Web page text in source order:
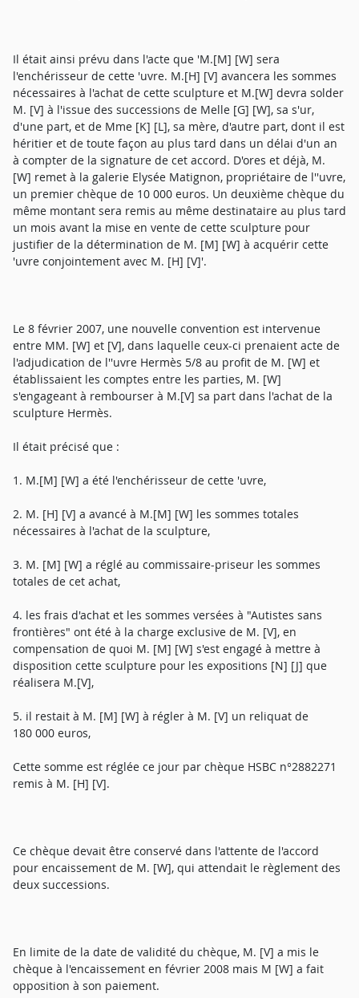
Il était ainsi prévu dans l'acte que 'M.[M] [W] sera
l'enchérisseur de cette 'uvre. M.[H] [V] avancera les sommes
nécessaires à l'achat de cette sculpture et M.[W] devra solder
M. [V] à l'issue des successions de Melle [G] [W], sa s'ur,
d'une part, et de Mme [K] [L], sa mère, d'autre part, dont il est
héritier et de toute façon au plus tard dans un délai d'un an
à compter de la signature de cet accord. D'ores et déjà, M.
[W] remet à la galerie Elysée Matignon, propriétaire de l''uvre,
un premier chèque de 10 000 euros. Un deuxième chèque du
même montant sera remis au même destinataire au plus tard
un mois avant la mise en vente de cette sculpture pour
justifier de la détermination de M. [M] [W] à acquérir cette
'uvre conjointement avec M. [H] [V]'.
Le 8 février 2007, une nouvelle convention est intervenue
entre MM. [W] et [V], dans laquelle ceux-ci prenaient acte de
l'adjudication de l''uvre Hermès 5/8 au profit de M. [W] et
établissaient les comptes entre les parties, M. [W]
s'engageant à rembourser à M.[V] sa part dans l'achat de la
sculpture Hermès.
Il était précisé que :
1. M.[M] [W] a été l'enchérisseur de cette 'uvre,
2. M. [H] [V] a avancé à M.[M] [W] les sommes totales
nécessaires à l'achat de la sculpture,
3. M. [M] [W] a réglé au commissaire-priseur les sommes
totales de cet achat,
4. les frais d'achat et les sommes versées à "Autistes sans
frontières" ont été à la charge exclusive de M. [V], en
compensation de quoi M. [M] [W] s'est engagé à mettre à
disposition cette sculpture pour les expositions [N] [J] que
réalisera M.[V],
5. il restait à M. [M] [W] à régler à M. [V] un reliquat de
180 000 euros,
Cette somme est réglée ce jour par chèque HSBC n°2882271
remis à M. [H] [V].
Ce chèque devait être conservé dans l'attente de l'accord
pour encaissement de M. [W], qui attendait le règlement des
deux successions.
En limite de la date de validité du chèque, M. [V] a mis le
chèque à l'encaissement en février 2008 mais M [W] a fait
opposition à son paiement.